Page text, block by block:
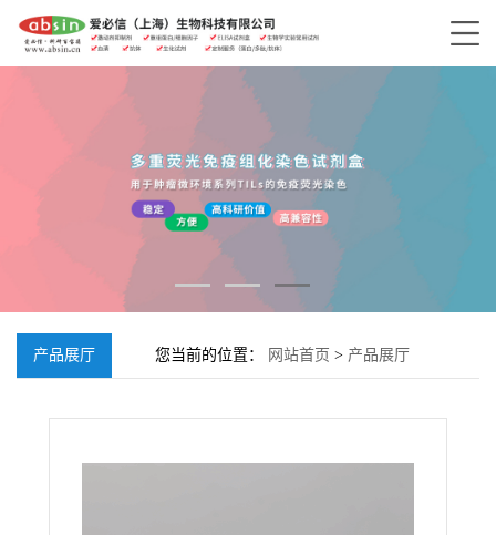
产品展厅 您当前的位置： 网站首页 > 产品展厅